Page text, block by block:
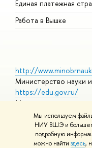
Мы используем
НИУ ВШЭ и большего
подробную
можно найти здесь,
Единая платежная
Работа в Вышке
http://
Министерство науки
https://edu.gov.ru/
Министерство
https://
Массовые открытые